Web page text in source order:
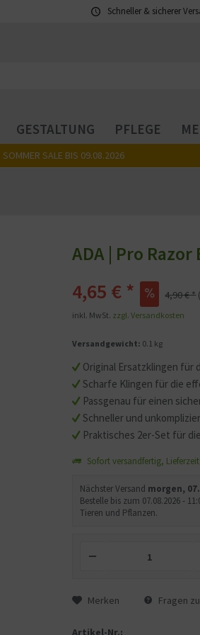
Schneller & sicherer
GESTALTUNG PFLEGE
SOMMER SALE BIS 09.08.2026
ADA | Pro
Original Ersatzklingen für
Scharfe Klingen für die
Passgenau für einen
Schneller und
Praktisches 2er-Set für
4,65 € * 4,90 € *
inkl. MwSt. zzgl. Versandkosten
Versandgewicht: 0.1 kg
Sofort versandfertig,
Nächster Versand morgen,
Bestelle bis zum 07.08.2026 -
Tieren und Pflanzen.
Merken Fragen
Artikel-Nr.: